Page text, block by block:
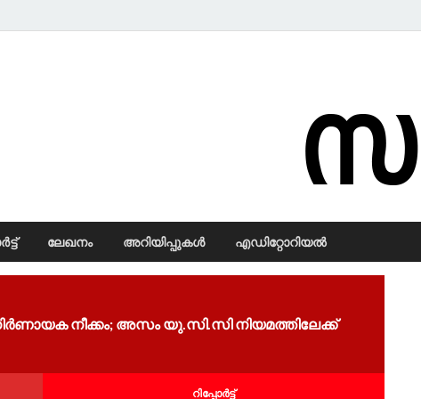
ലേഖനം അറിയിപ്പുകള്‍ എഡിറ്റോറിയല്‍
നീക്കം; അസം യു.സി.സി നിയമത്തിലേക്ക്
റിപ്പോര്‍ട്ട്